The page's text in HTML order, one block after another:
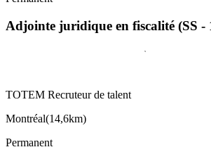
Adjointe juridique en fiscalité (SS -
TOTEM Recruteur de talent
Montréal(14,6km)
Permanent